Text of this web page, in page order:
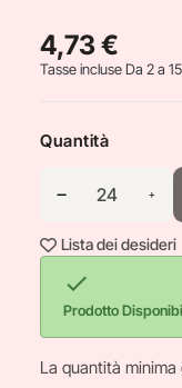
4,73 €
Tasse incluseDa 2 a
Quantità
Lista dei desideri

Prodotto
La quantità